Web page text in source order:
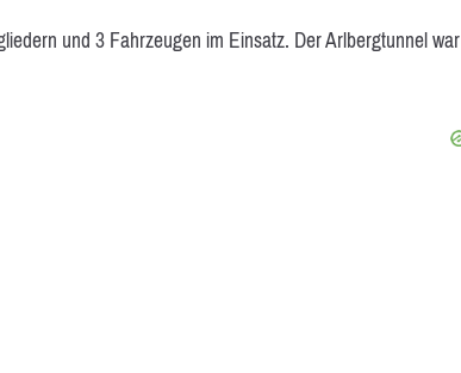
und 3 Fahrzeugen im Einsatz. Der Arlbergtunnel war